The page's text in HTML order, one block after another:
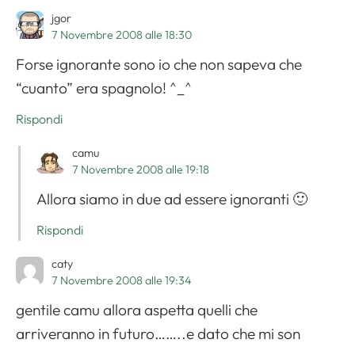
jgor
7 Novembre 2008 alle 18:30
Forse ignorante sono io che non sapeva che
“cuanto” era spagnolo! ^_^
Rispondi
camu
7 Novembre 2008 alle 19:18
Allora siamo in due ad essere ignoranti 🙂
Rispondi
caty
7 Novembre 2008 alle 19:34
gentile camu allora aspetta quelli che
arriveranno in futuro……..e dato che mi son